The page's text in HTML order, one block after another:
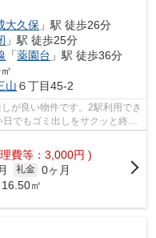
大久保 」駅 徒歩26分
」駅 徒歩25分
「薬園台 」駅 徒歩36分
山 ６丁目45-2
が良い物件です。2駅利用でき
でもゴミ出しをサクッと終え
費等：3,000円 )
礼金 0ヶ月
㎡